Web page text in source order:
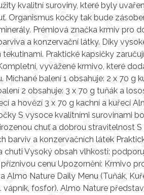
kvalitní suroviny, které byly
Organismus kočky tak bude
Prémiová značka krmiv pro
a konzervační látky. Díky
Praktické kapsičky
vyvážené krmivo, které
balení 1 obsahuje: 2 x 70 g
2 obsahuje: 3 x 70 g tuňák a
a hovězí 3 x 70 g kachní a kuřecí
S vysoce kvalitními surovinami
chuť a dobrou stravitelnost
barviv a konzervačních látek
chuti Vysoký obsah vlhkosti:
cenu Upozornění: Krmivo
Almo Nature Daily Menu (Tuňák,
fosfor). Almo Nature